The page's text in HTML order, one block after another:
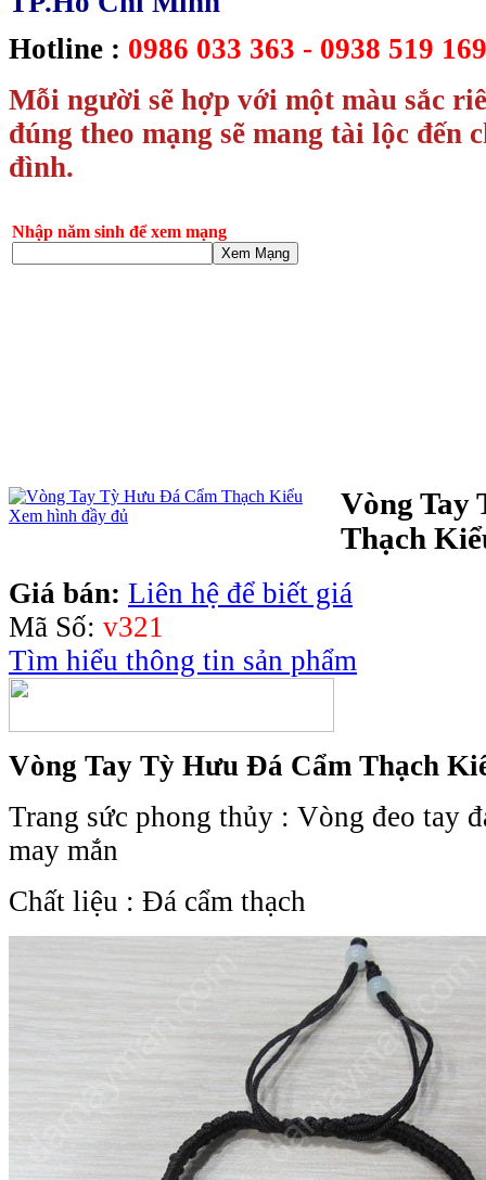
Hotline : 0986 033 363 - 0938 519
Mỗi người sẽ hợp với một màu sắc
đúng theo mạng sẽ mang tài lộc đến
đình.
Nhập năm sinh để xem mạng
Xem Mạng
Xem hình đầy đủ
Vòng Tay
Thạch
Giá bán: Liên hệ để biết giá
Mã Số: v321
Tìm hiểu thông tin sản phẩm
Vòng Tay Tỳ Hưu Đá Cẩm Thạch
Trang sức phong thủy : Vòng đeo tay
may mắn
Chất liệu : Đá cẩm thạch